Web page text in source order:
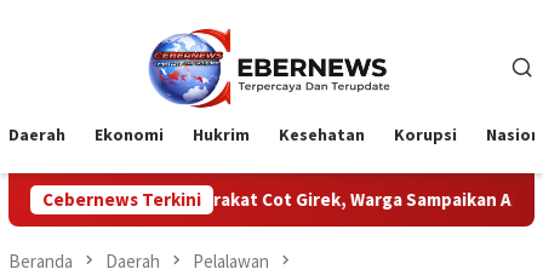
Daerah Ekonomi Hukrim Kesehatan Korupsi
Cebernews Terkini
Cot Girek, Warga Sampaikan Apresiasi HUT
Beranda Daerah Pelalawan